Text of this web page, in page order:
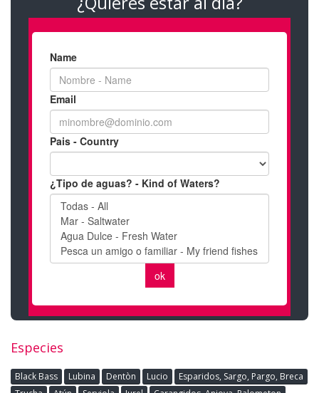
Especies
Black Bass Lubina Dentòn Lucio
Esparidos, Sargo, Pargo, Breca